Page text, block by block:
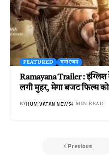
FEATURED मनोरंजन
Ramayana Trailer : इंग्लिश
लगी मुहर, मेगा बजट फिल्म
BYHUM VATAN NEWS4 MIN READ
Previous